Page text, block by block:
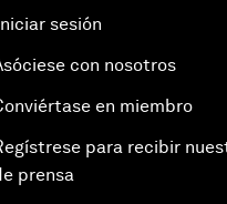
Iniciar sesión
con nosotros
en miembro
para recibir
prensa